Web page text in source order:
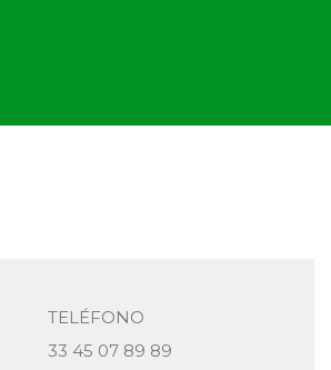
TELÉFONO
33 45 07 89 89